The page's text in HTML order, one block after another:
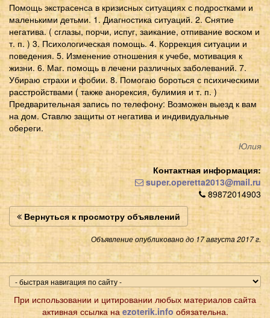
Помощь экстрасенса в кризисных ситуациях с подростками и
маленькими детьми. 1. Диагностика ситуаций. 2. Снятие
негатива. ( сглазы, порчи, испуг, заикание, отпивание воском и
т. п. ) 3. Психологическая помощь. 4. Коррекция ситуации и
поведения. 5. Изменение отношения к учебе, мотивация к
жизни. 6. Маг. помощь в лечени различных заболеваний. 7.
Убираю страхи и фобии. 8. Помогаю бороться с психическими
расстройствами ( также анорексия, булимия и т. п. )
Предварительная запись по телефону: Возможен выезд к вам
на дом. Ставлю защиты от негатива и индивидуальные
обереги.
Юлия
Контактная информация:
super.operetta2013@mail.ru
89872014903
Вернуться к просмотру объявлений
Объявление опубликовано до 17 августа 2017 г.
При использовании и цитировании любых материалов сайта
активная ссылка на ezoterik.info обязательна.